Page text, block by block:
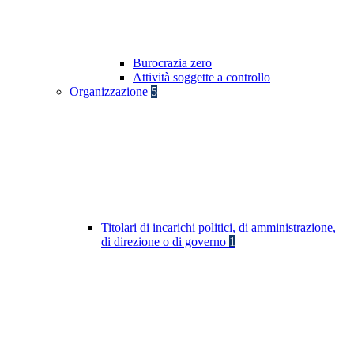
Burocrazia zero
Attività soggette a controllo
Organizzazione 5
Titolari di incarichi politici, di amministrazione,
di direzione o di governo 1